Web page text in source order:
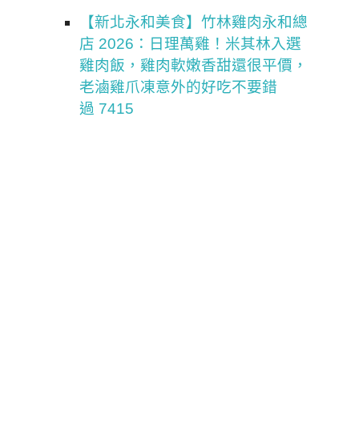
【新北永和美食】竹林雞肉永和總
店 2026：日理萬雞！米其林入選
雞肉飯，雞肉軟嫩香甜還很平價，
老滷雞爪凍意外的好吃不要錯
過 7415